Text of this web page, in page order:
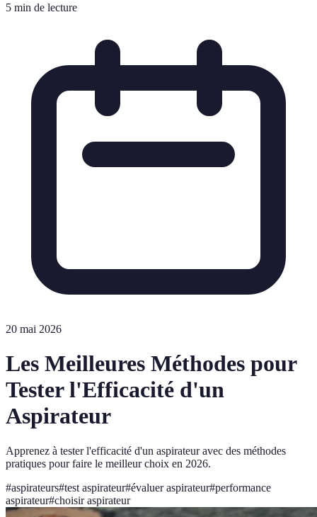
5 min de lecture
20 mai 2026
Les Meilleures Méthodes pour
Tester l'Efficacité d'un
Aspirateur
Apprenez à tester l'efficacité d'un aspirateur avec des méthodes
pratiques pour faire le meilleur choix en 2026.
#aspirateurs#test aspirateur#évaluer aspirateur#performance
aspirateur#choisir aspirateur